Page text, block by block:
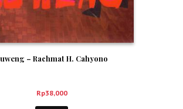
– Rachmat H. Cahyono
Rp38,000